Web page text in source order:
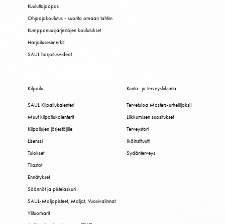
Kuuluttajaopas
Ohjaajakoulutus - suorita omaan tahtiin
Kumppanuusjärjestöjen koulutukset
Harjoitusesimerkit
SAUL harjoitusvideot
Kilpailu
SAUL Kilpailukalenteri
Muut kilpailukalenterit
Kilpailujen järjestäjille
Lisenssi
Tulokset
Tilastot
Ennätykset
Säännöt ja pistelaskuri
SAUL-Maljapisteet, Maljat, Vuosivalinnat
Ylituomarit
Kunto- ja terveysliikunta
Tervetuloa Masters-urheilijaksi!
Liikkumisen suositukset
Terveystori
Ikäinstituutti
Sydänterveys